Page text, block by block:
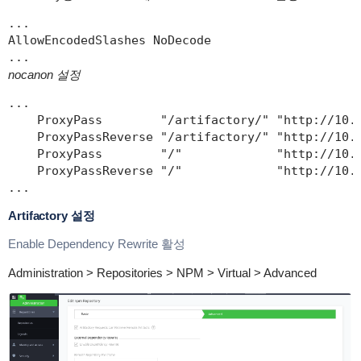
...
AllowEncodedSlashes NoDecode
...
nocanon 설정
...
ProxyPass        "/artifactory/" "http://
ProxyPassReverse "/artifactory/" "http://
ProxyPass        "/"             "http://
ProxyPassReverse "/"             "http://
...
Artifactory 설정
Enable Dependency Rewrite 활성
Administration > Repositories > NPM > Virtual > Advanced